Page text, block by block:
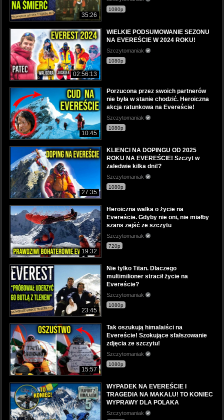
35:26
1080p
02:56:13
WIELKIE PODSUMOWANIE SEZONU
NA EVEREŚCIE W 2024 ROKU!
Szczytomaniak
1080p
10:45
Porzucona przez swoich partnerów
nie była w stanie chodzić. Heroiczna
akcja ratunkowa na Evereście!
Szczytomaniak
1080p
27:35
KLIENCI NA DOPINGU OD 2025
ROKU NA EVEREŚCIE! Szczyt w
zaledwie kilka dni!?
Szczytomaniak
1080p
19:32
Heroiczna walka o życie na
Evereście. Gdyby nie oni, nie miałby
szans zejść ze szczytu
Szczytomaniak
720p
23:45
Nie tylko Titan. Dlaczego
multimilioner stracił życie na
Evereście?
Szczytomaniak
1080p
15:57
Tak oszukują himalaiści na
Evereście! Szokujące sfałszowanie
zdjęcia ze szczytu!
Szczytomaniak
1080p
WYPADEK NA EVEREŚCIE I
TRAGEDIA NA MAKALU! TO KONIEC
WYPRAWY DLA POLAKA
Szczytomaniak